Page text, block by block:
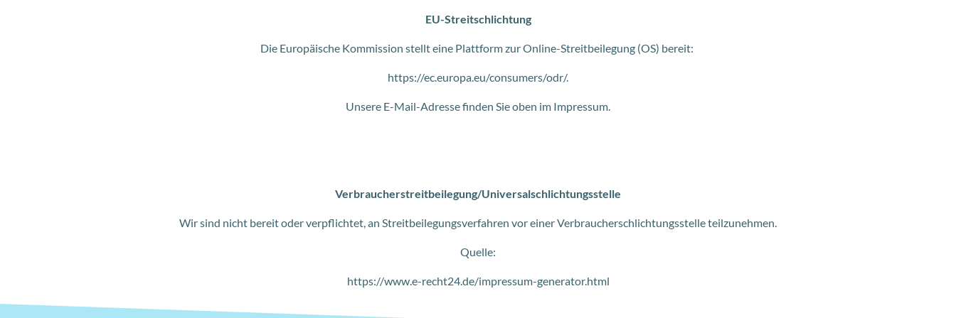
EU-Streitschlichtung
Die Europäische Kommission stellt eine Plattform zur Online-Streitbeilegung (OS) bereit:
https://ec.europa.eu/consumers/odr/.
Unsere E-Mail-Adresse finden Sie oben im Impressum.
Verbraucherstreitbeilegung/Universalschlichtungsstelle
Wir sind nicht bereit oder verpflichtet, an Streitbeilegungsverfahren vor einer Verbraucherschlichtungsstelle teilzunehmen.
Quelle:
https://www.e-recht24.de/impressum-generator.html